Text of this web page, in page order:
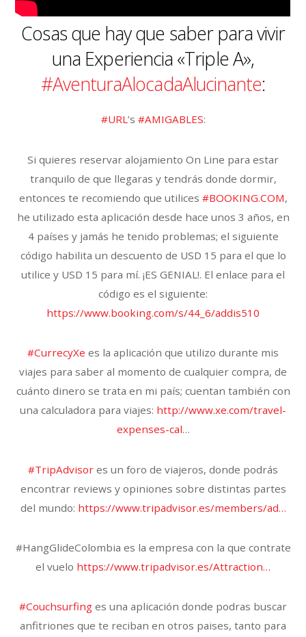
Cosas que hay que saber para vivir
una Experiencia «Triple A»,
#AventuraAlocadaAlucinante:
#URL’s #AMIGABLES:
Si quieres reservar alojamiento On Line para estar
tranquilo de que llegaras y tendrás donde dormir,
entonces te recomiendo que utilices #BOOKING.COM,
he utilizado esta aplicación desde hace unos 3 años, en
4 países y jamás he tenido problemas; el siguiente
código habilita un descuento de USD 15 para el que lo
utilice y USD 15 para mí. ¡ES GENIAL!. El enlace para el
código es el siguiente:
https://www.booking.com/s/44_6/addis510
#CurrecyXe es la aplicación que utilizo durante mis
viajes para saber al momento de cualquier compra, de
cuánto dinero se trata en mi país; cuentan también con
una calculadora para viajes: http://www.xe.com/travel-
expenses-cal…
#TripAdvisor es un foro de viajeros, donde podrás
encontrar reviews y opiniones sobre distintas partes
del mundo: https://www.tripadvisor.es/members/ad…
#HangGlideColombia es la empresa con la que contrate
el vuelo https://www.tripadvisor.es/Attraction…
#Couchsurfing es una aplicación donde podras buscar
anfitriones que te reciban en otros paises, tanto para